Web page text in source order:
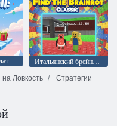
Снежный шар Платформер
Итальянский брейнрот Классика поиска
на Ловкость
Стратегии